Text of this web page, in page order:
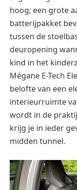
hoog; een grote
batterijpakket
tussen de
deuropening
kind in het
Mégane E-Tech
belofte van een
interieurruimte
wordt in de
krijg je in ieder
midden tunnel.